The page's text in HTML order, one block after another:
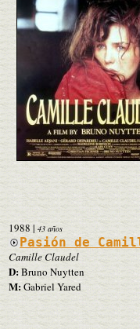
1988 | 43 años
Pasión de
Camille Claudel
D:Bruno Nuytten
M:Gabriel Yared